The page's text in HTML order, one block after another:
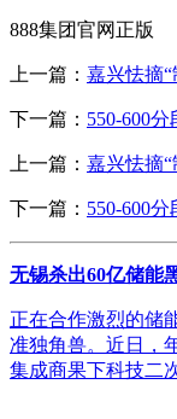
888集团官网正版
上一篇： 嘉兴怯摘
下一篇： 550-600
上一篇： 嘉兴怯摘
下一篇： 550-600
无锡杀出60亿储能
正在合作激烈的储
准独角兽。近日，
集成商果下科技二